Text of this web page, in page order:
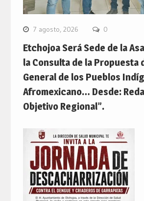
7 agosto, 2026 0
Etchojoa Será Sede de la
la Consulta de la Propuesta
General de los Pueblos
Afromexicano… Desde:
Objetivo Regional”.